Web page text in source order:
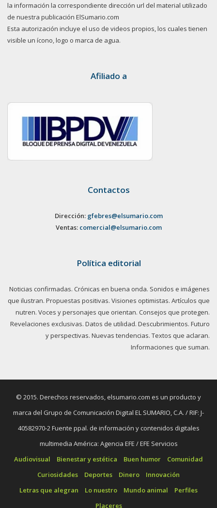
la información la correspondiente dirección url del material utilizado
de nuestra publicación ElSumario.com
Esta autorización incluye el uso de videos propios, los cuales tienen
visible un ícono, logo o marca de agua.
Afiliado a
Contactos
Dirección: gfebres@elsumario.com
Ventas: comercial@elsumario.com
Política editorial
Noticias confirmadas. Crónicas en buena onda. Sonidos e imágenes
que ilustran. Propuestas positivas. Visiones optimistas. Artículos que
nutren. Voces y personajes que orientan. Consejos que protegen.
Revelaciones exclusivas. Datos de utilidad. Descubrimientos. Futuro
y perspectivas. Nuevas tendencias. Textos que aclaran.
Informaciones que suman.
© 2015. Derechos reservados, elsumario.com es un producto y
marca del Grupo de Comunicación Digital EL SUMARIO, C.A. / RIF: J-
40582970-2 Fuente ppal. de información y contenidos digitales
multimedia América: Agencia EFE / EFE Servicios
Audiovisual
Bienestar y estética Buen humor
Comunidad
Curiosidades
Deportes Dinero
Innovación
Letras que alegran
Lo nuestro Mundo animal
Perfiles
Placeres